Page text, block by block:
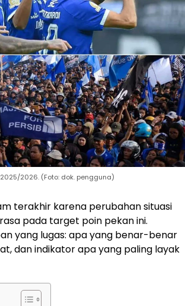
2026. (Foto: dok. pengguna)
terakhir karena perubahan situasi
pada target poin pekan ini.
yang lugas: apa yang benar-benar
dan indikator apa yang paling layak